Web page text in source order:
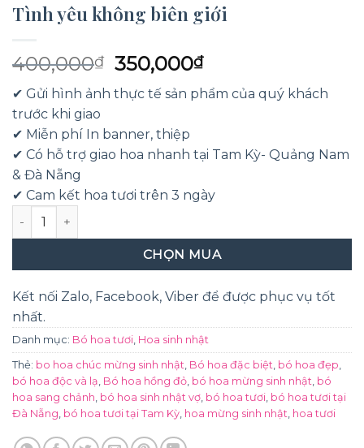
Tình yêu không biên giới
400,000₫ Giá
gốc
là:
350,000₫Giá
hiện
tại
✔ Gửi hình ảnh thực tế sản phẩm của quý khách
trước khi giao
✔ Miễn phí In banner, thiệp
✔ Có hỗ trợ giao hoa nhanh tại Tam Kỳ- Quảng Nam
& Đà Nẵng
✔ Cam kết hoa tươi trên 3 ngày
Tình yêu không biên giới số lượng
CHỌN MUA
Kết nối Zalo, Facebook, Viber để được phục vụ tốt
nhất.
Danh mục: Bó hoa tươi, Hoa sinh nhật
Thẻ: bo hoa chúc mừng sinh nhật, Bó hoa đặc biệt, bó hoa đẹp,
bó hoa độc và lạ, Bó hoa hồng đỏ, bó hoa mừng sinh nhật, bó
hoa sang chảnh, bó hoa sinh nhật vợ, bó hoa tươi, bó hoa tươi tại
Đà Nẵng, bó hoa tươi tại Tam Kỳ, hoa mừng sinh nhật, hoa tươi